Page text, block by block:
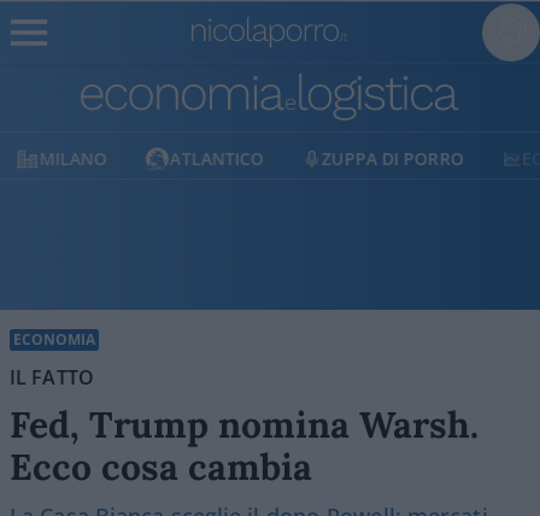
MILANO ATLANTICO ZUPPA DI PORRO
ECONOMIA
IL FATTO
Fed, Trump nomina Warsh.
Ecco cosa cambia